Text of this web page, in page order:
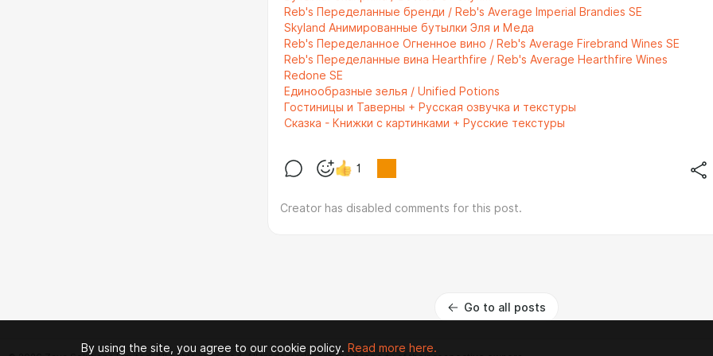
Reb's Переделанные бренди / Reb's Average Imperial Brandies SE
Skyland Анимированные бутылки Эля и Меда
Reb's Переделанное Огненное вино / Reb's Average Firebrand Wines SE
Reb's Переделанные вина Hearthfire / Reb's Average Hearthfire Wines
Redone SE
Единообразные зелья / Unified Potions
Гостиницы и Таверны + Русская озвучка и текстуры
Сказка - Книжки с картинками + Русские текстуры
1
Creator has disabled comments for this post.
Go to all posts
By using the site, you agree to our cookie policy. Read more here.